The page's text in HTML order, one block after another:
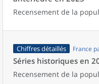
Recensement de la
Chiffres détaillés France
Séries historiques en
Recensement de la